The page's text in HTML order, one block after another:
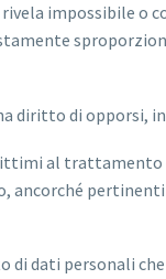
impossibile o
diritto di opporsi,
al trattamento
ancorché
di dati personali